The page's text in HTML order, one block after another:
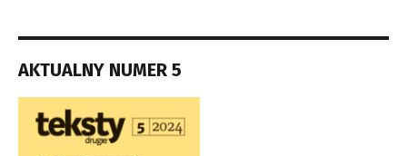
AKTUALNY NUMER 5